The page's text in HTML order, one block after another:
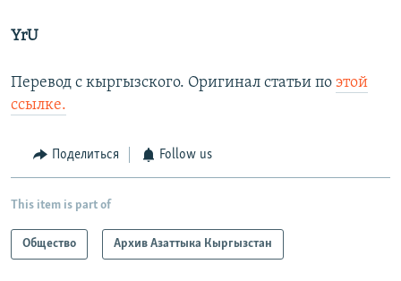
YrU
Перевод с кыргызского. Оригинал статьи по этой
ссылке.
Поделиться Follow us
This item is part of
Общество Архив Азаттыка Кыргызстан